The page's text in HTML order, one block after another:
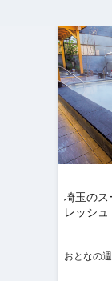
埼玉のス
レッシ
おとなの